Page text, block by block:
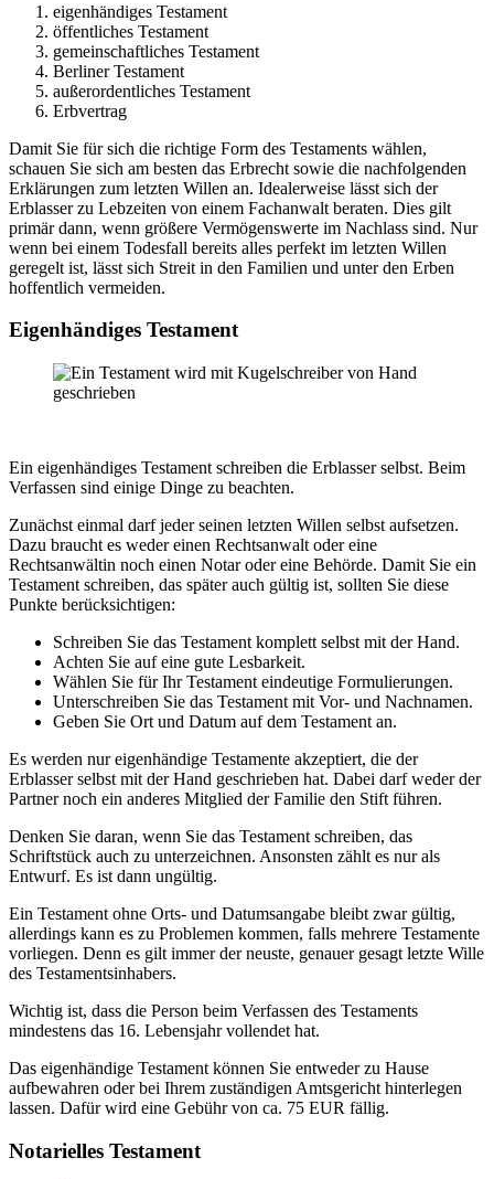
eigenhändiges Testament
öffentliches Testament
gemeinschaftliches Testament
Berliner Testament
außerordentliches Testament
Erbvertrag
Damit Sie für sich die richtige Form des Testaments wählen,
schauen Sie sich am besten das Erbrecht sowie die nachfolgenden
Erklärungen zum letzten Willen an. Idealerweise lässt sich der
Erblasser zu Lebzeiten von einem Fachanwalt beraten. Dies gilt
primär dann, wenn größere Vermögenswerte im Nachlass sind. Nur
wenn bei einem Todesfall bereits alles perfekt im letzten Willen
geregelt ist, lässt sich Streit in den Familien und unter den Erben
hoffentlich vermeiden.
Eigenhändiges Testament
Ein eigenhändiges Testament schreiben die Erblasser selbst. Beim
Verfassen sind einige Dinge zu beachten.
Zunächst einmal darf jeder seinen letzten Willen selbst aufsetzen.
Dazu braucht es weder einen Rechtsanwalt oder eine
Rechtsanwältin noch einen Notar oder eine Behörde. Damit Sie ein
Testament schreiben, das später auch gültig ist, sollten Sie diese
Punkte berücksichtigen:
Schreiben Sie das Testament komplett selbst mit der Hand.
Achten Sie auf eine gute Lesbarkeit.
Wählen Sie für Ihr Testament eindeutige Formulierungen.
Unterschreiben Sie das Testament mit Vor- und Nachnamen.
Geben Sie Ort und Datum auf dem Testament an.
Es werden nur eigenhändige Testamente akzeptiert, die der
Erblasser selbst mit der Hand geschrieben hat. Dabei darf weder der
Partner noch ein anderes Mitglied der Familie den Stift führen.
Denken Sie daran, wenn Sie das Testament schreiben, das
Schriftstück auch zu unterzeichnen. Ansonsten zählt es nur als
Entwurf. Es ist dann ungültig.
Ein Testament ohne Orts- und Datumsangabe bleibt zwar gültig,
allerdings kann es zu Problemen kommen, falls mehrere Testamente
vorliegen. Denn es gilt immer der neuste, genauer gesagt letzte Wille
des Testamentsinhabers.
Wichtig ist, dass die Person beim Verfassen des Testaments
mindestens das 16. Lebensjahr vollendet hat.
Das eigenhändige Testament können Sie entweder zu Hause
aufbewahren oder bei Ihrem zuständigen Amtsgericht hinterlegen
lassen. Dafür wird eine Gebühr von ca. 75 EUR fällig.
Notarielles Testament